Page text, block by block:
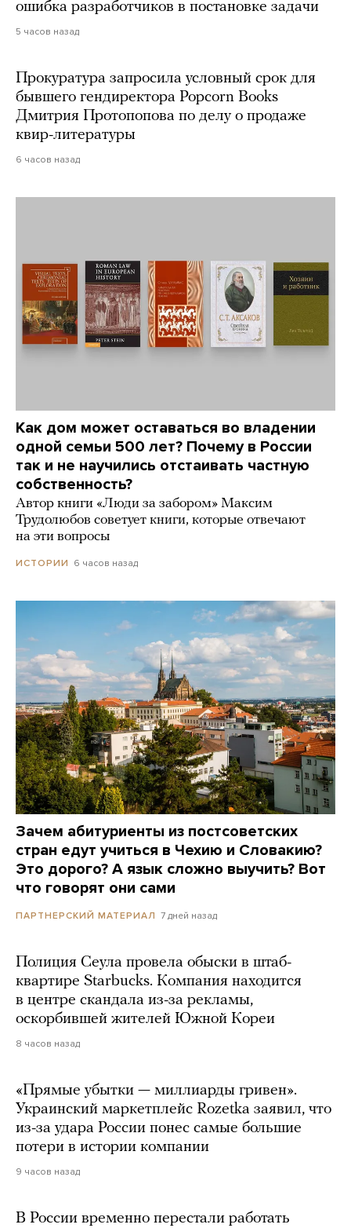
ошибка разработчиков в постановке задачи
5 часов назад
Прокуратура запросила условный срок для
бывшего гендиректора Popcorn Books
Дмитрия Протопопова по делу о продаже
квир-литературы
6 часов назад
Как дом может оставаться во владении
одной семьи 500 лет? Почему в России
так и не научились отстаивать частную
собственность?
Автор книги «Люди за забором» Максим
Трудолюбов советует книги, которые отвечают
на эти вопросы
ИСТОРИИ 6 часов назад
Зачем абитуриенты из постсоветских
стран едут учиться в Чехию и Словакию?
Это дорого? А язык сложно выучить? Вот
что говорят они сами
ПАРТНЕРСКИЙ МАТЕРИАЛ 7 дней назад
Полиция Сеула провела обыски в штаб-
квартире Starbucks. Компания находится
в центре скандала из-за рекламы,
оскорбившей жителей Южной Кореи
8 часов назад
«Прямые убытки — миллиарды гривен».
Украинский маркетплейс Rozetka заявил, что
из-за удара России понес самые большие
потери в истории компании
9 часов назад
В России временно перестали работать